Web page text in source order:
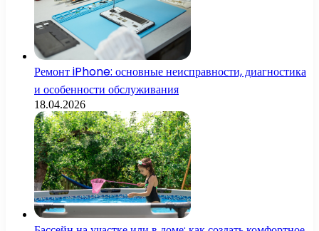
Ремонт iPhone: основные неисправности, диагностика
и особенности обслуживания
18.04.2026